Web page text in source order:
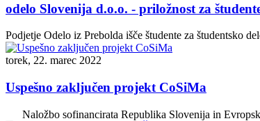
odelo Slovenija d.o.o. - priložnost za
Podjetje Odelo iz Prebolda išče študente za študentsko
torek, 22. marec 2022
Uspešno zaključen projekt CoSiMa
Naložbo sofinancirata Republika Slovenija in